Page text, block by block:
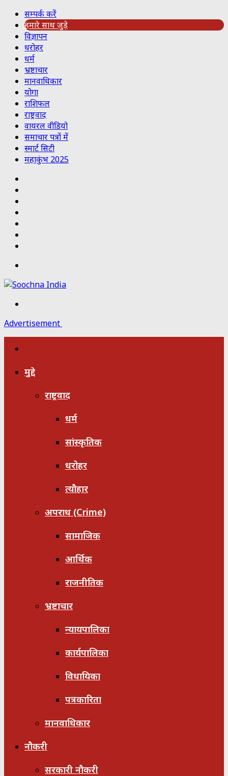
सम्पर्क करें
हमारे साथ जुड़े
विज्ञापन
धरोहर
धर्म
भ्रष्टाचार
मानवाधिकार
योगा
राशिफल
राष्ट्रवाद
वायरल वीडियो
समाचार पत्रों में
स्मार्ट सिटी
महाकुंभ 2025
Advertisement
मुद्दे
राष्ट्रवाद
धर्म
सांस्कृतिक
धरोहर
त्यौहार
अपराध (Crime)
सामाजिक
आर्थिक
राजनीतिक
भ्रष्टाचार
न्यायपालिका
कार्यपालिका
विधायिका
पत्रकारिता
मानवाधिकार
नौकरी
सरकारी नौकरी